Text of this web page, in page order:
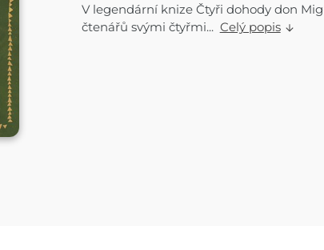
V legendární knize Čtyři dohody don
čtenářů svými čtyřmi... Celý popis